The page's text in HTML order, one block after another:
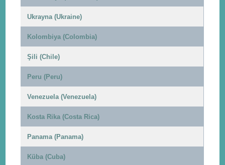
Ukrayna (Ukraine)
Kolombiya (Colombia)
Şili (Chile)
Peru (Peru)
Venezuela (Venezuela)
Kosta Rika (Costa Rica)
Panama (Panama)
Küba (Cuba)